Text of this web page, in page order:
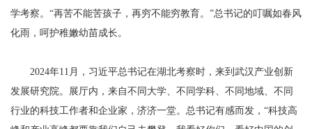
学考察。“再苦不能苦孩子，再穷不能穷教育。”总书记的叮嘱如春风
化雨，呵护稚嫩幼苗成长。
2024年11月，习近平总书记在湖北考察时，来到武汉产业创新
发展研究院。展厅内，来自不同大学、不同学科、不同地域、不同
行业的科技工作者和企业家，济济一堂。总书记有感而发，“科技高